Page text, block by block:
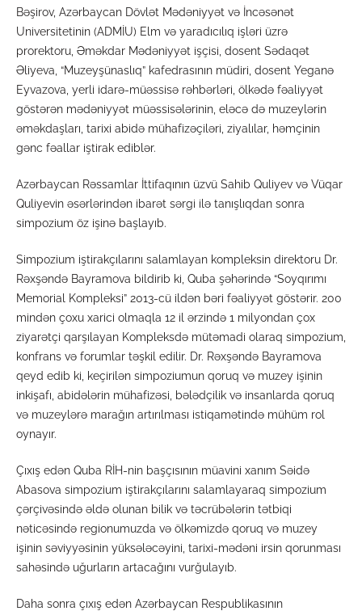
Bəşirov, Azərbaycan Dövlət Mədəniyyət və İncəsənət
Universitetinin (ADMİU) Elm və yaradıcılıq işləri üzrə
prorektoru, Əməkdar Mədəniyyət işçisi, dosent Sədaqət
Əliyeva, “Muzeyşünaslıq” kafedrasının müdiri, dosent Yeganə
Eyvazova, yerli idarə-müəssisə rəhbərləri, ölkədə fəaliyyət
göstərən mədəniyyət müəssisələrinin, eləcə də muzeylərin
əməkdaşları, tarixi abidə mühafizəçiləri, ziyalılar, həmçinin
gənc fəallar iştirak ediblər.
Azərbaycan Rəssamlar İttifaqının üzvü Sahib Quliyev və Vüqar
Quliyevin əsərlərindən ibarət sərgi ilə tanışlıqdan sonra
simpozium öz işinə başlayıb.
Simpozium iştirakçılarını salamlayan kompleksin direktoru Dr.
Rəxşəndə Bayramova bildirib ki, Quba şəhərində “Soyqırımı
Memorial Kompleksi” 2013-cü ildən bəri fəaliyyət göstərir. 200
mindən çoxu xarici olmaqla 12 il ərzində 1 milyondan çox
ziyarətçi qarşılayan Kompleksdə mütəmadi olaraq simpozium,
konfrans və forumlar təşkil edilir. Dr. Rəxşəndə Bayramova
qeyd edib ki, keçirilən simpoziumun qoruq və muzey işinin
inkişafı, abidələrin mühafizəsi, bələdçilik və insanlarda qoruq
və muzeylərə marağın artırılması istiqamətində mühüm rol
oynayır.
Çıxış edən Quba RİH-nin başçısının müavini xanım Səidə
Abasova simpozium iştirakçılarını salamlayaraq simpozium
çərçivəsində əldə olunan bilik və təcrübələrin tətbiqi
nəticəsində regionumuzda və ölkəmizdə qoruq və muzey
işinin səviyyəsinin yüksələcəyini, tarixi-mədəni irsin qorunması
sahəsində uğurların artacağını vurğulayıb.
Daha sonra çıxış edən Azərbaycan Respublikasının